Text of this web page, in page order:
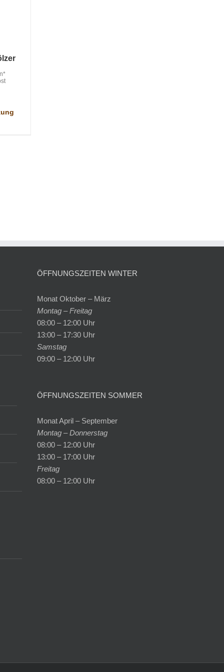
ÖFFNUNGSZEITEN WINTER
Monat Oktober – März
Montag – Freitag
08:00 – 12:00 Uhr
13:00 – 17:30 Uhr
Samstag
09:00 – 12:00 Uhr
ÖFFNUNGSZEITEN SOMMER
Monat April – September
Montag – Donnerstag
08:00 – 12:00 Uhr
13:00 – 17:00 Uhr
Freitag
08:00 – 12:00 Uhr